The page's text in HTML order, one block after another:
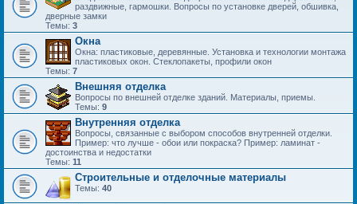
раздвижные, гармошки. Вопросы по установке дверей, обшивка,
дверные замки
Темы: 3
Окна
Окна: пластиковые, деревянные. Установка и технологии монтажа
пластиковых окон. Стеклопакеты, профили окон
Темы: 7
Внешняя отделка
Вопросы по внешней отделке зданий. Материалы, приемы.
Темы: 9
Внутренняя отделка
Вопросы, связанные с выбором способов внутренней отделки.
Пример: что лучше - обои или покраска? Пример: ламинат -
достоинства и недостатки
Темы: 11
Строительные и отделочные материалы
Темы: 40